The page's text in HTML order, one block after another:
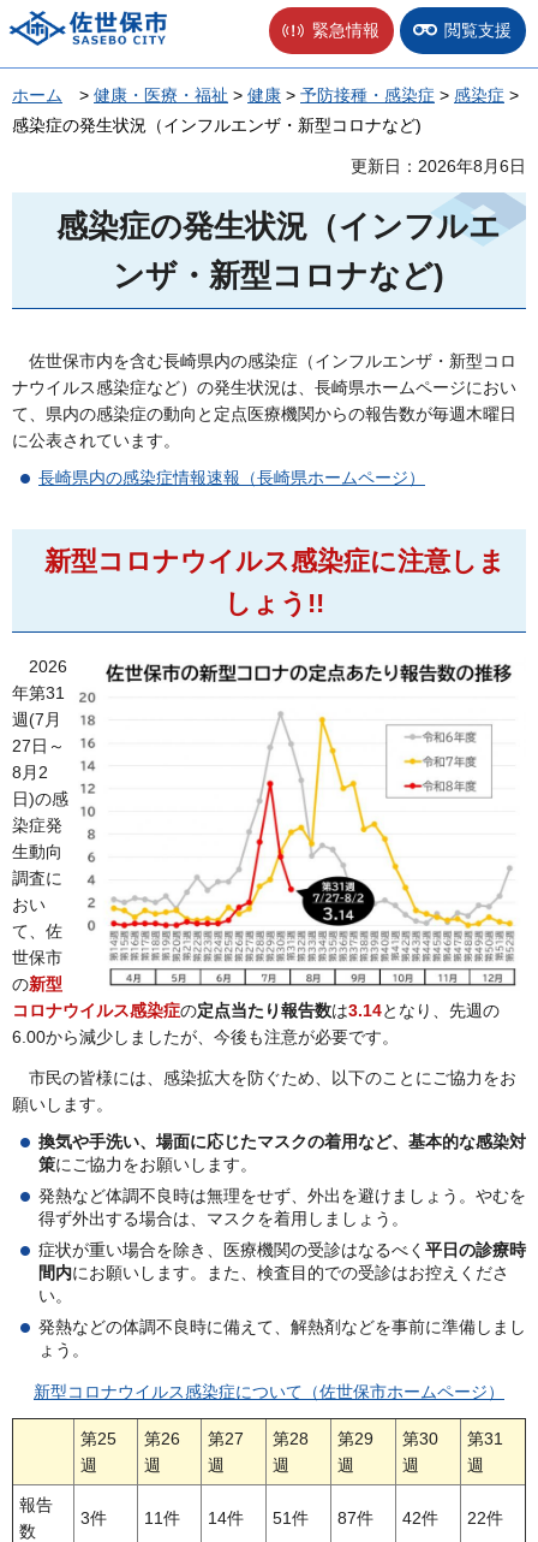
佐世保市 緊急情報 閲覧支援
ホーム > 健康・医療・福祉 > 健康 > 予防接種・感染症 > 感染症 >
感染症の発生状況（インフルエンザ・新型コロナなど)
更新日：2026年8月6日
感染症の発生状況（インフルエ
ンザ・新型コロナなど)
佐世保市内を含む長崎県内の感染症（インフルエンザ・新型コロ
ナウイルス感染症など）の発生状況は、長崎県ホームページにおい
て、県内の感染症の動向と定点医療機関からの報告数が毎週木曜日
に公表されています。
長崎県内の感染症情報速報（長崎県ホームページ）
新型コロナウイルス感染症に注意しま
しょう!!
2026
年第31
週(7月
27日～
8月2
日)の感
染症発
生動向
調査に
おい
て、佐
世保市
の新型
コロナウイルス感染症の定点当たり報告数は3.14となり、先週の
6.00から減少しましたが、今後も注意が必要です。
市民の皆様には、感染拡大を防ぐため、以下のことにご協力をお
願いします。
換気や手洗い、場面に応じたマスクの着用など、基本的な感染対
策にご協力をお願いします。
発熱など体調不良時は無理をせず、外出を避けましょう。やむを
得ず外出する場合は、マスクを着用しましょう。
症状が重い場合を除き、医療機関の受診はなるべく 平日の診療時
間内にお願いします。また、検査目的での受診はお控えくださ
い。
発熱などの体調不良時に備えて、解熱剤などを事前に準備しまし
ょう。
新型コロナウイルス感染症について（佐世保市ホームページ）
第25
週
第26
週
第27
週
第28
週
第29
週
第30
週
第31
週
報告
数
3件 11件 14件 51件 87件 42件 22件